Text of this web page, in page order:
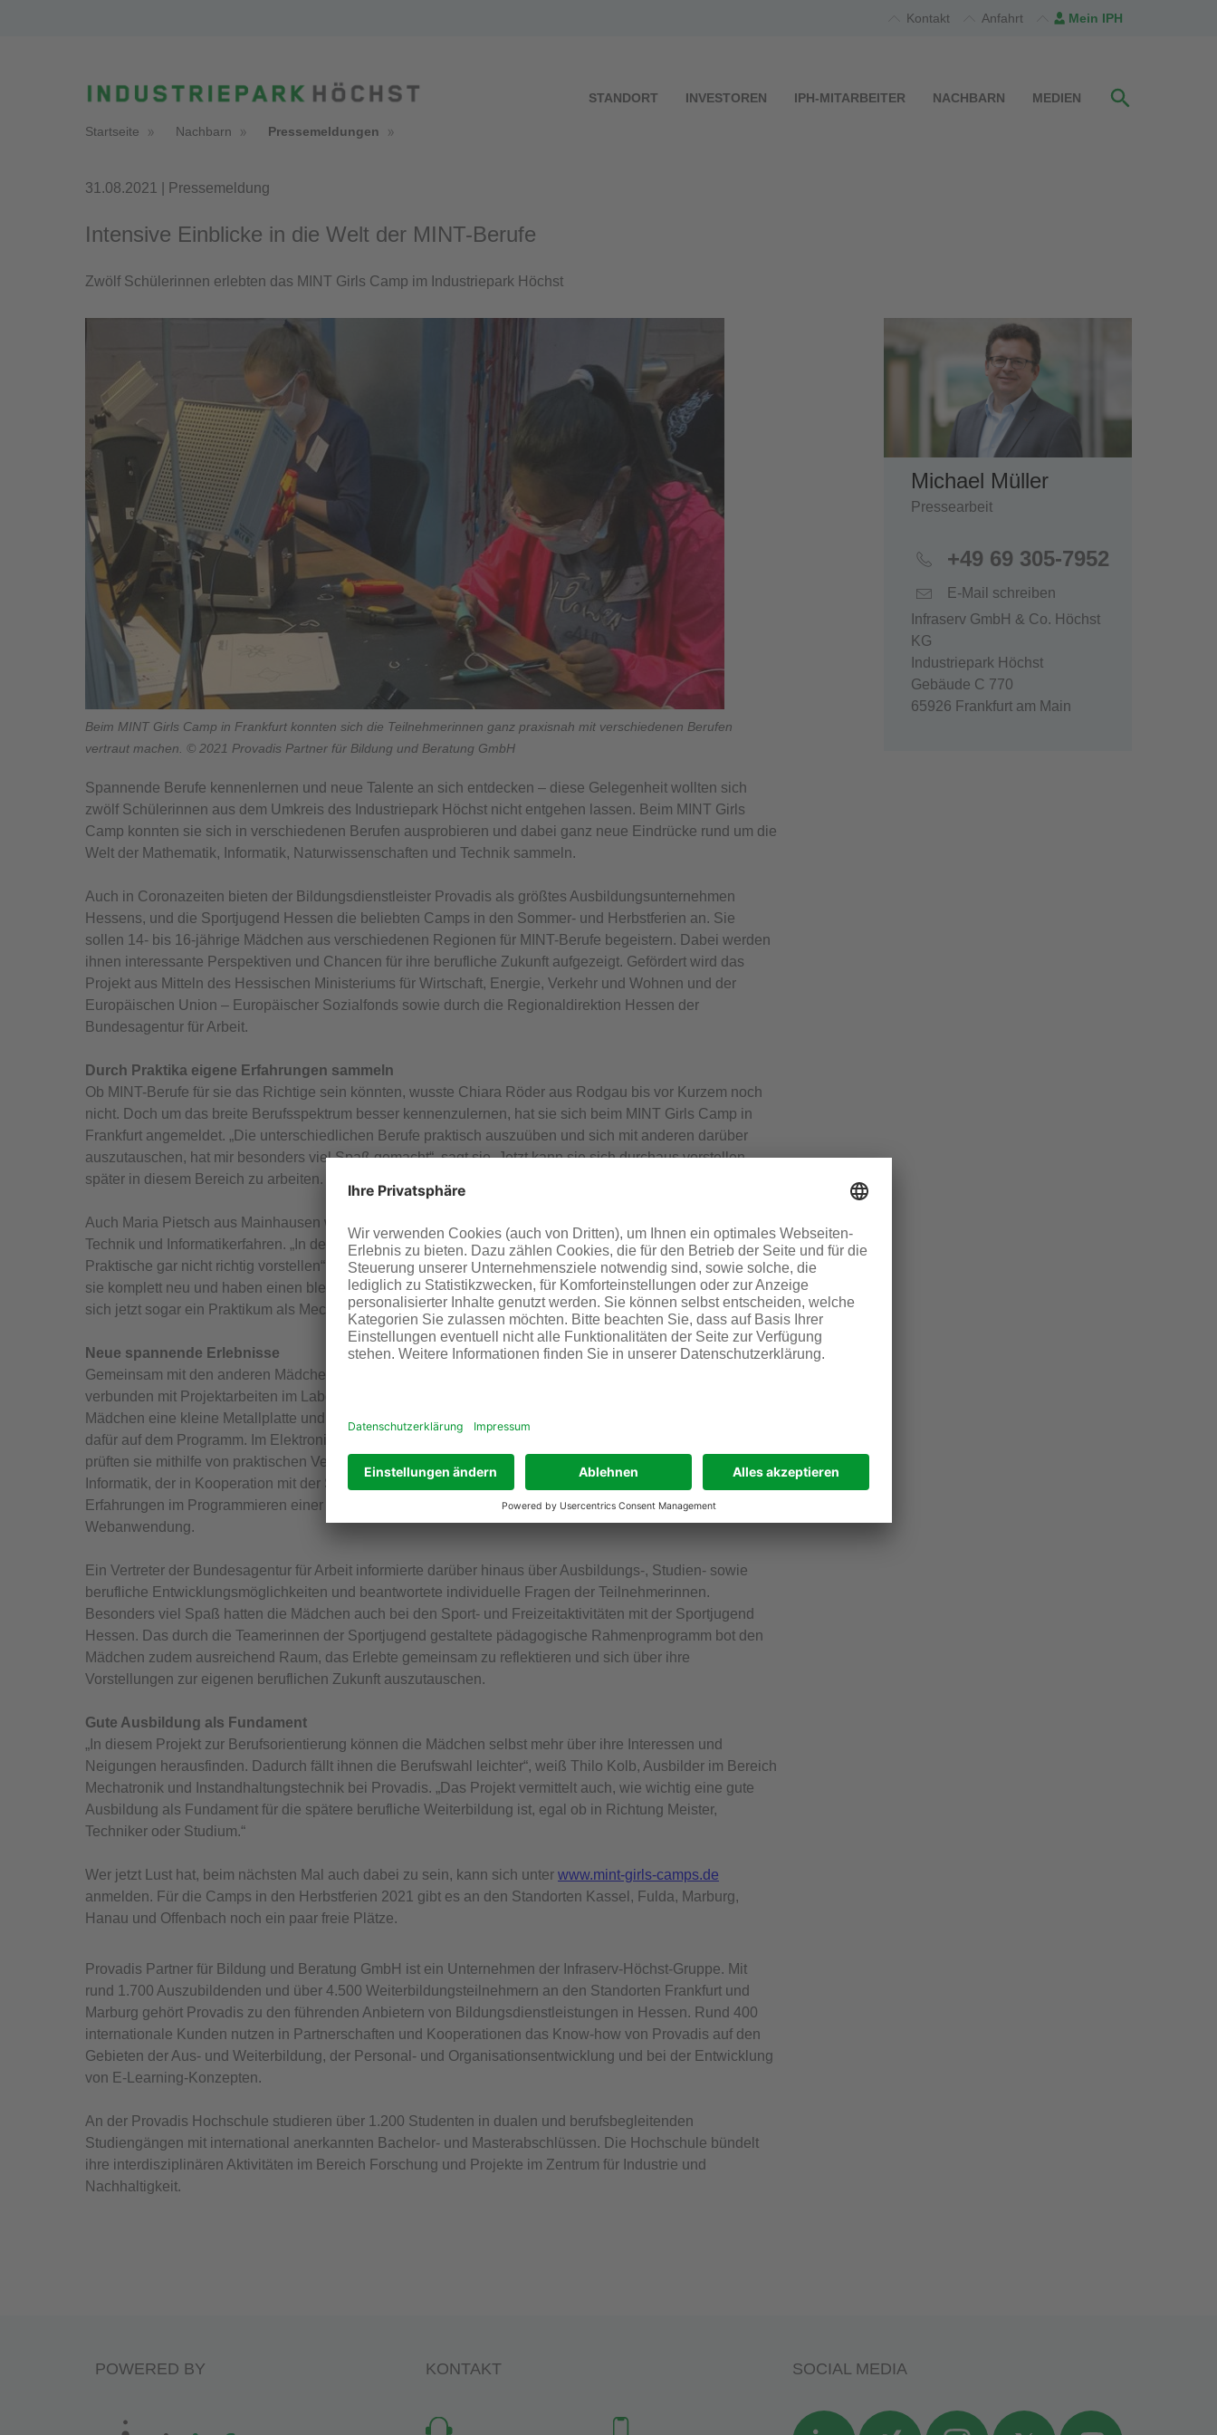
Kontakt Anfahrt Mein IPH
STANDORT INVESTOREN IPH-MITARBEITER NACHBARN MEDIEN
Startseite Nachbarn Pressemeldungen
31.08.2021 | Pressemeldung
Intensive Einblicke in die Welt der MINT-Berufe
Zwölf Schülerinnen erlebten das MINT Girls Camp im Industriepark Höchst
Beim MINT Girls Camp in Frankfurt konnten sich die Teilnehmerinnen ganz praxisnah mit verschiedenen Berufen
vertraut machen. © 2021 Provadis Partner für Bildung und Beratung GmbH
Spannende Berufe kennenlernen und neue Talente an sich entdecken – diese Gelegenheit wollten sich
zwölf Schülerinnen aus dem Umkreis des Industriepark Höchst nicht entgehen lassen. Beim MINT Girls
Camp konnten sie sich in verschiedenen Berufen ausprobieren und dabei ganz neue Eindrücke rund um die
Welt der Mathematik, Informatik, Naturwissenschaften und Technik sammeln.
Auch in Coronazeiten bieten der Bildungsdienstleister Provadis als größtes Ausbildungsunternehmen
Hessens, und die Sportjugend Hessen die beliebten Camps in den Sommer- und Herbstferien an. Sie
sollen 14- bis 16-jährige Mädchen aus verschiedenen Regionen für MINT-Berufe begeistern. Dabei werden
ihnen interessante Perspektiven und Chancen für ihre berufliche Zukunft aufgezeigt. Gefördert wird das
Projekt aus Mitteln des Hessischen Ministeriums für Wirtschaft, Energie, Verkehr und Wohnen und der
Europäischen Union – Europäischer Sozialfonds sowie durch die Regionaldirektion Hessen der
Bundesagentur für Arbeit.
Durch Praktika eigene Erfahrungen sammeln
Ob MINT-Berufe für sie das Richtige sein könnten, wusste Chiara Röder aus Rodgau bis vor Kurzem noch
nicht. Doch um das breite Berufsspektrum besser kennenzulernen, hat sie sich beim MINT Girls Camp in
Frankfurt angemeldet. „Die unterschiedlichen Berufe praktisch auszuüben und sich mit anderen darüber
auszutauschen, hat mir besonders viel Spaß gemacht“, sagt sie. Jetzt kann sie sich durchaus vorstellen,
später in diesem Bereich zu arbeiten.
Auch Maria Pietsch aus Mainhausen wollte mehr über eine Karriere in Naturwissenschaften, Mathematik,
Technik und Informatikerfahren. „In der Schule macht man viele theoretische Sachen und kann sich das
Praktische gar nicht richtig vorstellen“, meint sie. Vor allem die Bereiche Elektronik und Technik waren für
sie komplett neu und haben einen bleibenden Eindruck hinterlassen. Nach den Camp-Erfahrungen kann sie
sich jetzt sogar ein Praktikum als Mechatronikerin vorstellen
Neue spannende Erlebnisse
Gemeinsam mit den anderen Mädchen erlebte sie fünf Tage lang spannende Einblicke in die MINT-Berufe,
verbunden mit Projektarbeiten im Labor und in der Werkstatt. Im Bereich Mechanik bearbeiteten die
Mädchen eine kleine Metallplatte und beschrifteten sie mit ihrem Namen. Feilen, Löten und Bohren standen
dafür auf dem Programm. Im Elektronikteil fertigten sie ein Verlängerungskabel an und im Chemielabor
prüften sie mithilfe von praktischen Versuchen die Reinheit verschiedener Substanzen. Im Bereich
Informatik, der in Kooperation mit der Software AG in Darmstadt durchgeführt wurde, machten sie erste
Erfahrungen im Programmieren einer Webseite und erprobten eine IOT- (Internet of Things)
Webanwendung.
Ein Vertreter der Bundesagentur für Arbeit informierte darüber hinaus über Ausbildungs-, Studien- sowie
berufliche Entwicklungsmöglichkeiten und beantwortete individuelle Fragen der Teilnehmerinnen.
Besonders viel Spaß hatten die Mädchen auch bei den Sport- und Freizeitaktivitäten mit der Sportjugend
Hessen. Das durch die Teamerinnen der Sportjugend gestaltete pädagogische Rahmenprogramm bot den
Mädchen zudem ausreichend Raum, das Erlebte gemeinsam zu reflektieren und sich über ihre
Vorstellungen zur eigenen beruflichen Zukunft auszutauschen.
Gute Ausbildung als Fundament
„In diesem Projekt zur Berufsorientierung können die Mädchen selbst mehr über ihre Interessen und
Neigungen herausfinden. Dadurch fällt ihnen die Berufswahl leichter“, weiß Thilo Kolb, Ausbilder im Bereich
Mechatronik und Instandhaltungstechnik bei Provadis. „Das Projekt vermittelt auch, wie wichtig eine gute
Ausbildung als Fundament für die spätere berufliche Weiterbildung ist, egal ob in Richtung Meister,
Techniker oder Studium.“
Wer jetzt Lust hat, beim nächsten Mal auch dabei zu sein, kann sich unter www.mint-girls-camps.de
anmelden. Für die Camps in den Herbstferien 2021 gibt es an den Standorten Kassel, Fulda, Marburg,
Hanau und Offenbach noch ein paar freie Plätze.
Provadis Partner für Bildung und Beratung GmbH ist ein Unternehmen der Infraserv-Höchst-Gruppe. Mit
rund 1.700 Auszubildenden und über 4.500 Weiterbildungsteilnehmern an den Standorten Frankfurt und
Marburg gehört Provadis zu den führenden Anbietern von Bildungsdienstleistungen in Hessen. Rund 400
internationale Kunden nutzen in Partnerschaften und Kooperationen das Know-how von Provadis auf den
Gebieten der Aus- und Weiterbildung, der Personal- und Organisationsentwicklung und bei der Entwicklung
von E-Learning-Konzepten.
An der Provadis Hochschule studieren über 1.200 Studenten in dualen und berufsbegleitenden
Studiengängen mit international anerkannten Bachelor- und Masterabschlüssen. Die Hochschule bündelt
ihre interdisziplinären Aktivitäten im Bereich Forschung und Projekte im Zentrum für Industrie und
Nachhaltigkeit.
Michael Müller
Pressearbeit
+49 69 305-7952
E-Mail schreiben
Infraserv GmbH & Co. Höchst
KG
Industriepark Höchst
Gebäude C 770
65926 Frankfurt am Main
POWERED BY KONTAKT SOCIAL MEDIA